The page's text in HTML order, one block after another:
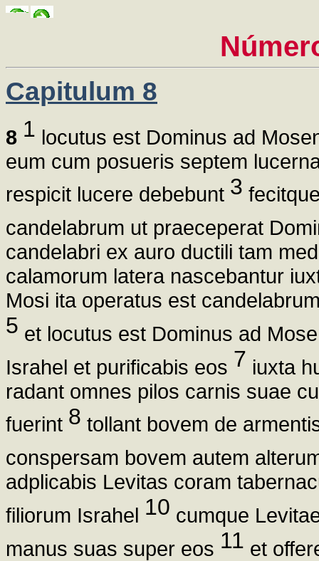
Capitulum 8
8 1 locutus est Dominus ad
eum cum posueris septem
respicit lucere debebunt 3
candelabrum ut praeceperat
candelabri ex auro ductili tam
calamorum latera nascebantur
Mosi ita operatus est
5 et locutus est Dominus ad
Israhel et purificabis eos 7 iuxta
radant omnes pilos carnis suae
fuerint 8 tollant bovem de
conspersam bovem autem
adplicabis Levitas coram
filiorum Israhel 10 cumque
manus suas super eos 11 et